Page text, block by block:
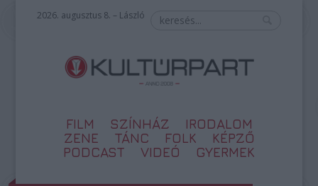
2026. augusztus 8. – László
FILM SZÍNHÁZ
IRODALOM
ZENE
TÁNC FOLK
KÉPZŐ
PODCAST
VIDEÓ GYERMEK